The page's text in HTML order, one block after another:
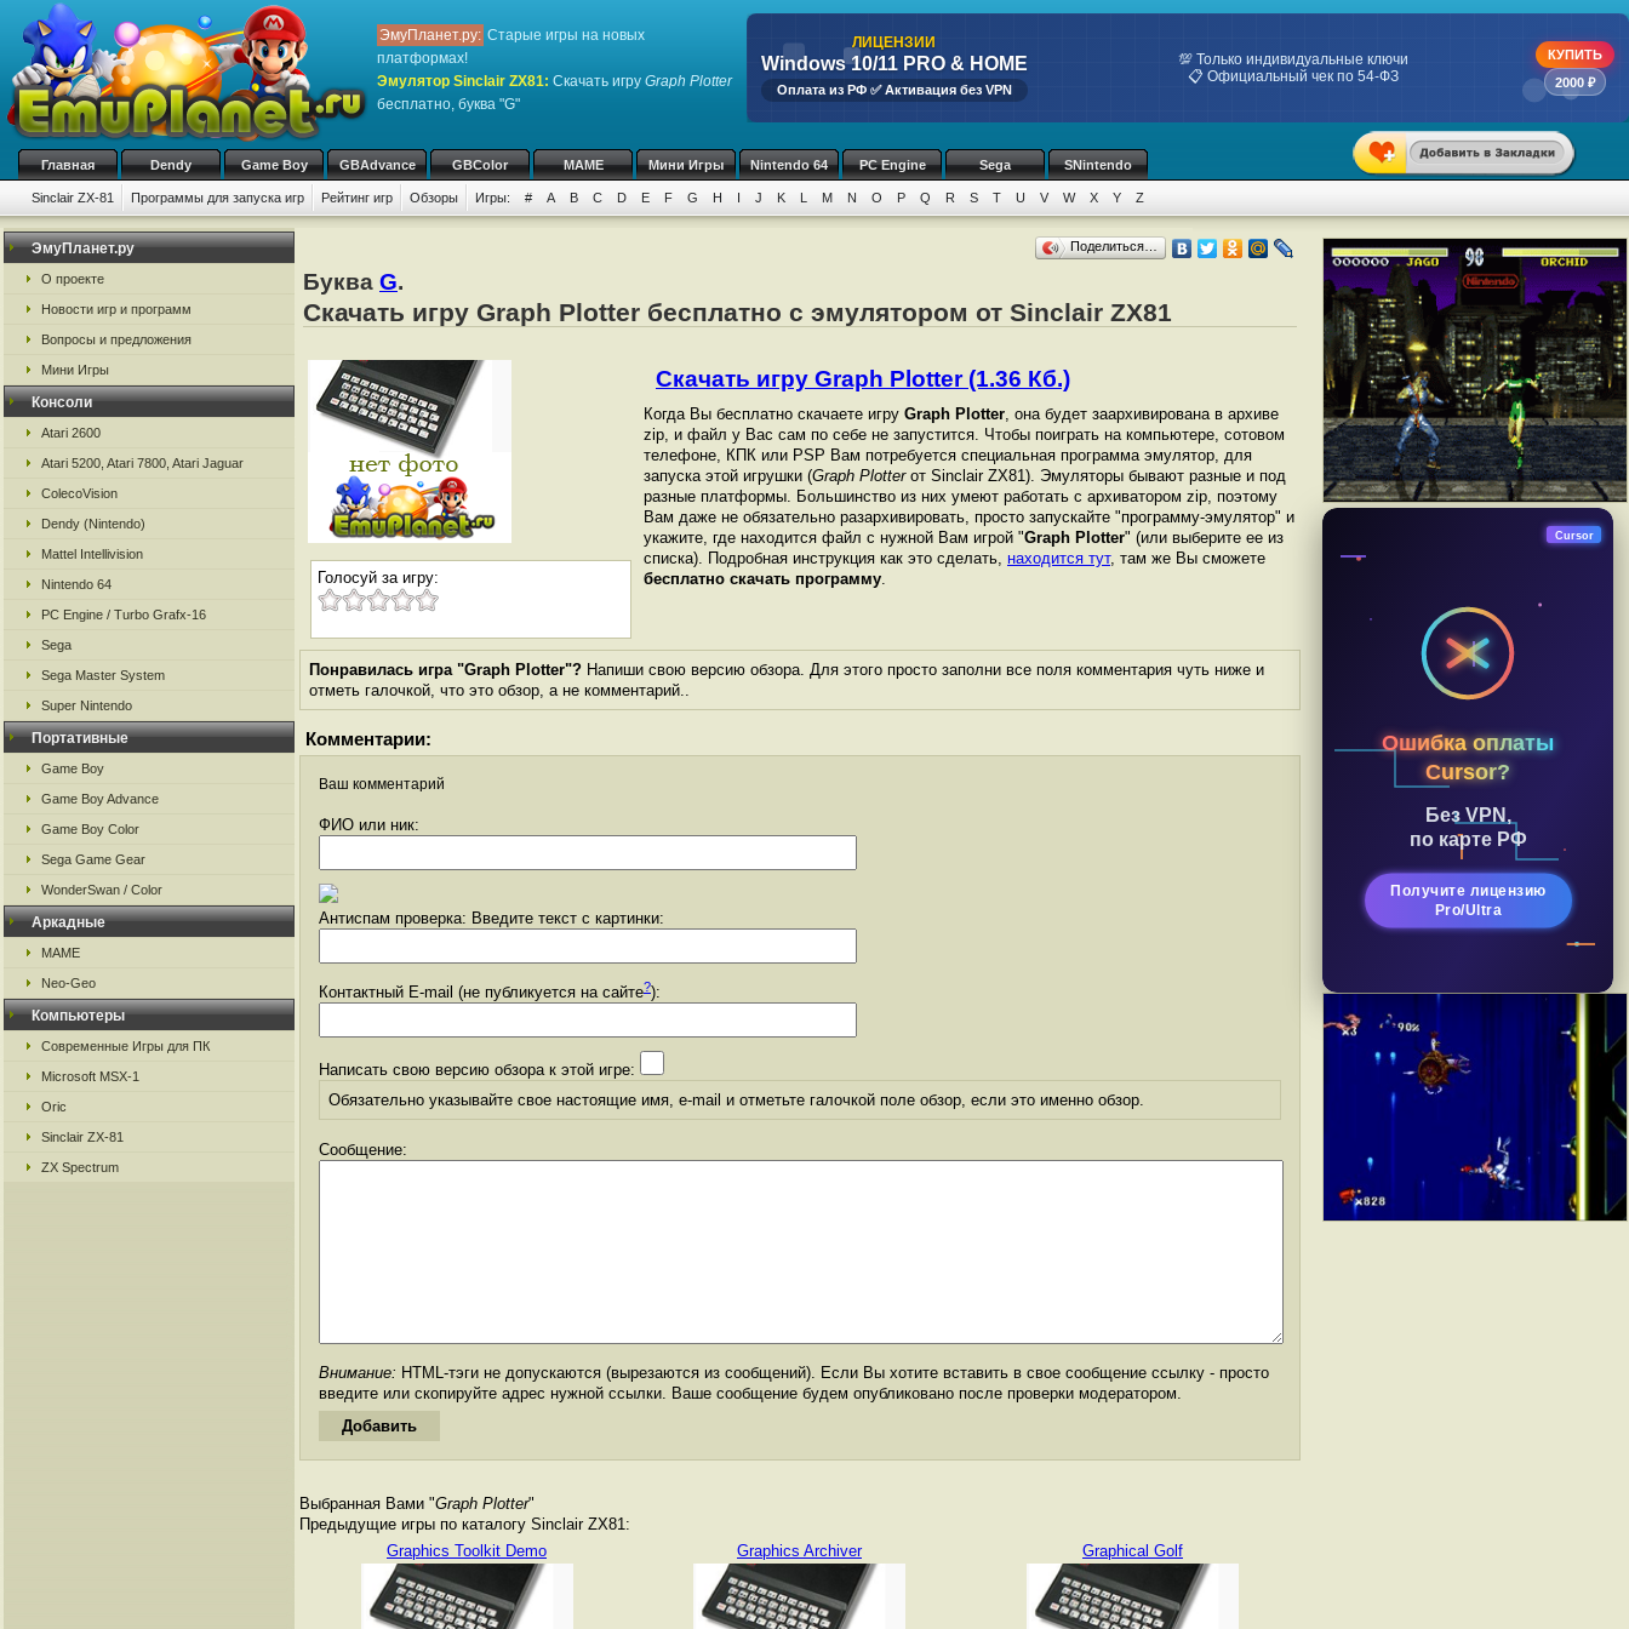
ЭмуПланет.ру: Старые игры на новых
платформах!
Эмулятор Sinclair ZX81: Скачать игру Graph Plotter
бесплатно, буква "G"
ЛИЦЕНЗИИ
Windows 10/11 PRO & HOME
Оплата из РФ ✅ Активация без VPN
💯 Только индивидуальные ключи
📋 Официальный чек по 54-ФЗ
КУПИТЬ
2000 ₽
Главная Dendy Game Boy GBAdvance GBColor MAME Мини Игры Nintendo 64 PC Engine Sega SNintendo
Sinclair ZX-81 Программы для запуска игр Рейтинг игр Обзоры Игры: # A B C D E F G H I J K L M N O P Q R S T U V W X Y Z
ЭмуПланет.ру
О проекте
Новости игр и программ
Вопросы и предложения
Мини Игры
Консоли
Atari 2600
Atari 5200, Atari 7800, Atari Jaguar
ColecoVision
Dendy (Nintendo)
Mattel Intellivision
Nintendo 64
PC Engine / Turbo Grafx-16
Sega
Sega Master System
Super Nintendo
Портативные
Game Boy
Game Boy Advance
Game Boy Color
Sega Game Gear
WonderSwan / Color
Аркадные
MAME
Neo-Geo
Компьютеры
Современные Игры для ПК
Microsoft MSX-1
Oric
Sinclair ZX-81
ZX Spectrum
Поделиться…
Буква G.
Скачать игру Graph Plotter бесплатно с эмулятором от Sinclair ZX81
Голосуй за игру:
Скачать игру Graph Plotter (1.36 Кб.)
Когда Вы бесплатно скачаете игру Graph Plotter, она будет заархивирована в архиве
zip, и файл у Вас сам по себе не запустится. Чтобы поиграть на компьютере, сотовом
телефоне, КПК или PSP Вам потребуется специальная программа эмулятор, для
запуска этой игрушки (Graph Plotterот Sinclair ZX81). Эмуляторы бывают разные и под
разные платформы. Большинство из них умеют работать с архиватором zip, поэтому
Вам даже не обязательно разархивировать, просто запускайте "программу-эмулятор" и
укажите, где находится файл с нужной Вам игрой "Graph Plotter" (или выберите ее из
списка). Подробная инструкция как это сделать, находится тут, там же Вы сможете
бесплатно скачать программу.
Понравилась игра "Graph Plotter"? Напиши свою версию обзора. Для этого просто заполни все поля комментария чуть ниже и
отметь галочкой, что это обзор, а не комментарий..
Комментарии:
Ваш комментарий
ФИО или ник:
Антиспам проверка: Введите текст с картинки:
Контактный E-mail (не публикуется на сайте?):
Написать свою версию обзора к этой игре:
Обязательно указывайте свое настоящие имя, e-mail и отметьте галочкой поле обзор, если это именно обзор.
Сообщение:
Внимание: HTML-тэги не допускаются (вырезаются из сообщений). Если Вы хотите вставить в свое сообщение ссылку - просто
введите или скопируйте адрес нужной ссылки. Ваше сообщение будем опубликовано после проверки модератором.
Выбранная Вами "Graph Plotter"
Предыдущие игры по каталогу Sinclair ZX81:
Graphics Toolkit Demo
Graphics Archiver Graphical Golf
Ошибка оплаты
Cursor?
Без VPN,
по карте РФ
Получите лицензию
Pro/Ultra
Cursor